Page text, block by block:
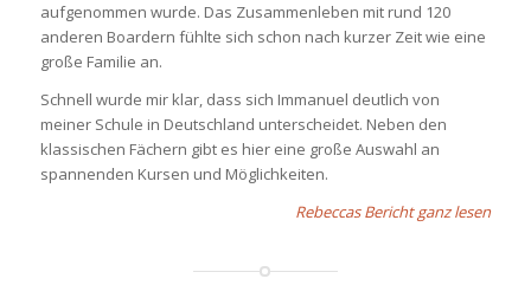
aufgenommen wurde. Das Zusammenleben mit rund 120
anderen Boardern fühlte sich schon nach kurzer Zeit wie eine
große Familie an.
Schnell wurde mir klar, dass sich Immanuel deutlich von
meiner Schule in Deutschland unterscheidet. Neben den
klassischen Fächern gibt es hier eine große Auswahl an
spannenden Kursen und Möglichkeiten.
Rebeccas Bericht ganz lesen